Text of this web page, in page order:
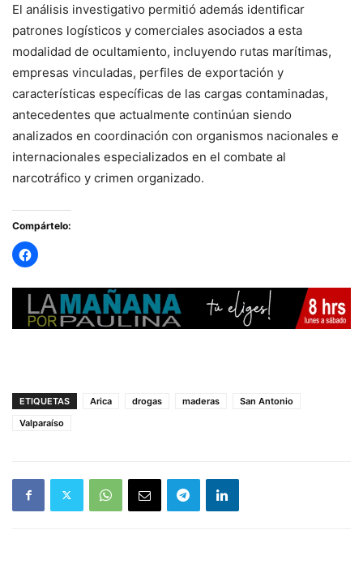
El análisis investigativo permitió además identificar
patrones logísticos y comerciales asociados a esta
modalidad de ocultamiento, incluyendo rutas marítimas,
empresas vinculadas, perfiles de exportación y
características específicas de las cargas contaminadas,
antecedentes que actualmente continúan siendo
analizados en coordinación con organismos nacionales e
internacionales especializados en el combate al
narcotráfico y crimen organizado.
Compártelo:
ETIQUETAS Arica drogas maderas
San Antonio
Valparaíso